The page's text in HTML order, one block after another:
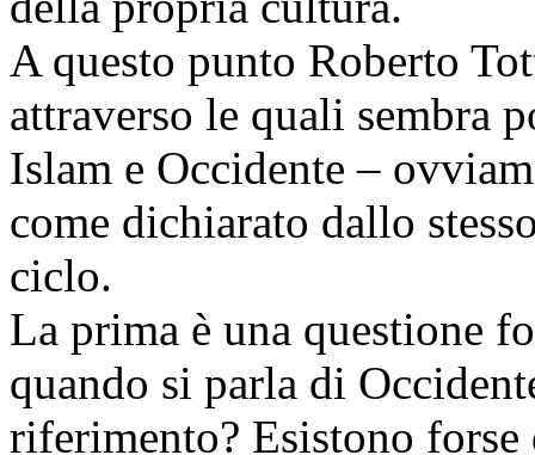
A questo punto Roberto
attraverso le quali sembra
Islam e Occidente –
come dichiarato dallo
ciclo.
La prima è una questione
quando si parla di
riferimento? Esistono